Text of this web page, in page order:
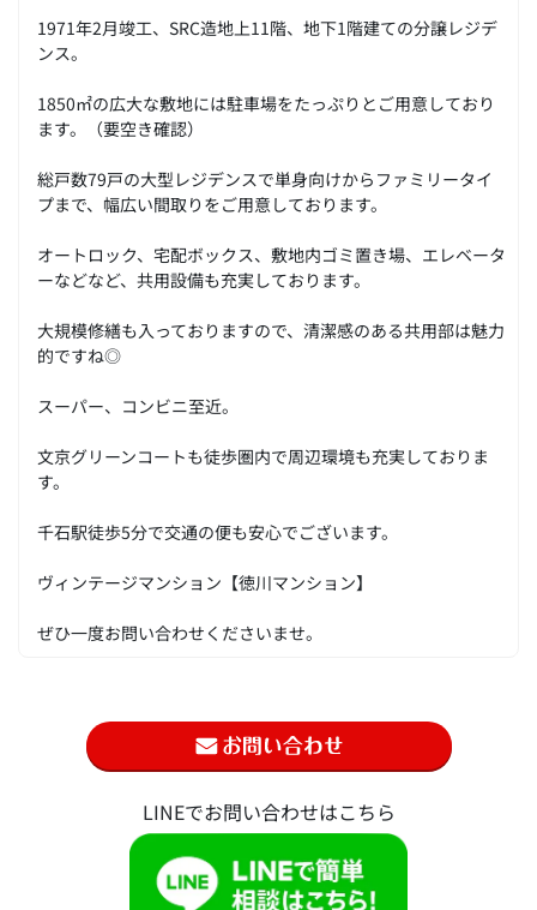
1971年2月竣工、SRC造地上11階、地下1階建ての分譲レジデ
ンス。
1850㎡の広大な敷地には駐車場をたっぷりとご用意しており
ます。（要空き確認）
総戸数79戸の大型レジデンスで単身向けからファミリータイ
プまで、幅広い間取りをご用意しております。
オートロック、宅配ボックス、敷地内ゴミ置き場、エレベータ
ーなどなど、共用設備も充実しております。
大規模修繕も入っておりますので、清潔感のある共用部は魅力
的ですね◎
スーパー、コンビニ至近。
文京グリーンコートも徒歩圏内で周辺環境も充実しておりま
す。
千石駅徒歩5分で交通の便も安心でございます。
ヴィンテージマンション【徳川マンション】
ぜひ一度お問い合わせくださいませ。
LINEでお問い合わせはこちら